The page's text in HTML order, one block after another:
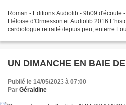
Roman - Editions Audiolib - 9h09 d'écoute
Héloïse d'Ormesson et Audiolib 2016
cardiologue retraité depuis peu, enterre
UN DIMANCHE EN BAIE
Publié le 14/05/2023 à 07:00
Par Géraldine